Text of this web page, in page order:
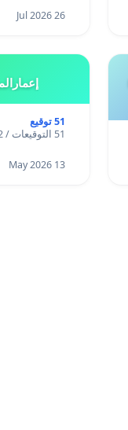
26 Jul 2026
51 توقيع
51 التوقيعات / 12 أشهر
13 May 2026